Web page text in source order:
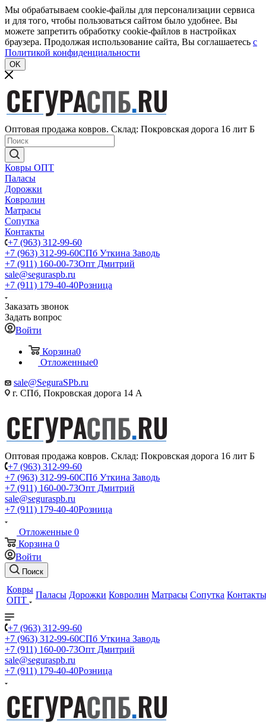
Мы обрабатываем cookie-файлы для персонализации сервиса
и для того, чтобы пользоваться сайтом было удобнее. Вы
можете запретить обработку cookie-файлов в настройках
браузера. Продолжая использование сайта, Вы соглашаетесь c
Политикой конфиденциальности
OK
Оптовая продажа ковров. Склад: Покровская дорога 16 лит Б
Ковры ОПТ
Паласы
Дорожки
Ковролин
Матрасы
Сопутка
Контакты
+7 (963) 312-99-60
+7 (963) 312-99-60СПб Уткина Заводь
+7 (911) 160-00-73Опт Дмитрий
sale@seguraspb.ru
+7 (911) 179-40-40Розница
Заказать звонок
Задать вопрос
Войти
Корзина0
Отложенные0
sale@SeguraSPb.ru
г. СПб, Покровская дорога 14 А
Оптовая продажа ковров. Склад: Покровская дорога 16 лит Б
+7 (963) 312-99-60
+7 (963) 312-99-60СПб Уткина Заводь
+7 (911) 160-00-73Опт Дмитрий
sale@seguraspb.ru
+7 (911) 179-40-40Розница
Отложенные 0
Корзина 0
Войти
Поиск
Ковры
ОПТ
Паласы Дорожки Ковролин Матрасы Сопутка Контакты
+7 (963) 312-99-60
+7 (963) 312-99-60СПб Уткина Заводь
+7 (911) 160-00-73Опт Дмитрий
sale@seguraspb.ru
+7 (911) 179-40-40Розница